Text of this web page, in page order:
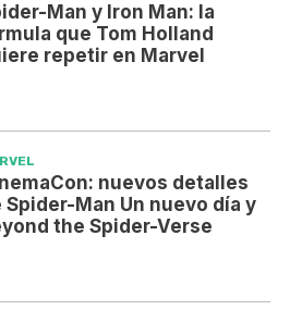
Man y Iron Man: la
que Tom Holland
repetir en Marvel
nuevos detalles
Spider-Man Un nuevo día y
the Spider-Verse